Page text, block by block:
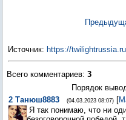
Источник: https://
Всего комментариев: 3
Порядок
2 Танюш8883 (04.03.2023 08:07) [
Я так понимаю, что ни